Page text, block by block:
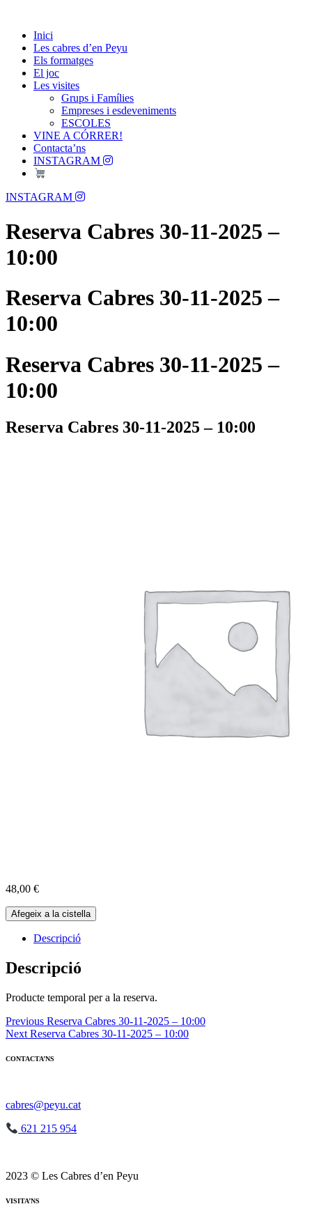
content
Les Cabres d'en Peyu
Inici
Les cabres d’en Peyu
Els formatges
El joc
Les visites
Grups i Famílies
Empreses i esdeveniments
ESCOLES
VINE A CÓRRER!
Contacta’ns
INSTAGRAM
Menu
INSTAGRAM
Reserva Cabres 30-11-2025 –
10:00
Reserva Cabres 30-11-2025 –
10:00
Reserva Cabres 30-11-2025 –
10:00
Reserva Cabres 30-11-2025 – 10:00
48,00 €
quantitat
de
Reserva
30-
11-
-
Afegeix a la cistella
Descripció
Descripció
Producte temporal per a la reserva.
Navegació
d'entrades
Previous Reserva Cabres 30-11-2025 – 10:00
Next Reserva Cabres 30-11-2025 – 10:00
CONTACTA’NS
cabres@peyu.cat
621 215 954
2023 © Les Cabres d’en Peyu
VISITA’NS